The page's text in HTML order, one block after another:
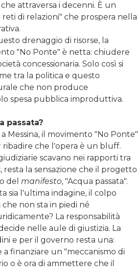
attraversa i decenni. È un
reti di relazioni" che prospera nella
drenaggio di risorse, la
"No Ponte" è netta: chiudere
concessionaria. Solo così si
tra la politica e questo
che non produce
spesa pubblica improduttiva.
passata?
Messina, il movimento "No Ponte"
ribadire che l'opera è un bluff.
scavano nei rapporti tra
resta la sensazione che il progetto
del manifesto, "Acqua passata".
sia l'ultima indagine, il colpo
non sta in piedi né
La responsabilità
nelle aule di giustizia. La
e per il governo resta una:
finanziare un "meccanismo di
o è ora di ammettere che il